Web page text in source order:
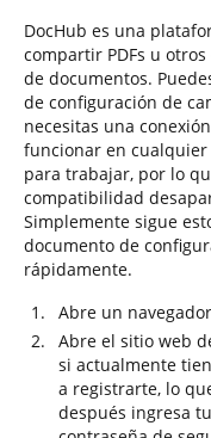
DocHub es una
compartir PDFs u
de documentos.
de configuración de
necesitas una
funcionar en
para trabajar, por lo
compatibilidad
Simplemente sigue
documento de
rápidamente.
Abre un
Abre el sitio web
si actualmente
a registrarte, lo
después ingresa